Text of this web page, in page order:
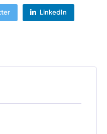
LinkedIn